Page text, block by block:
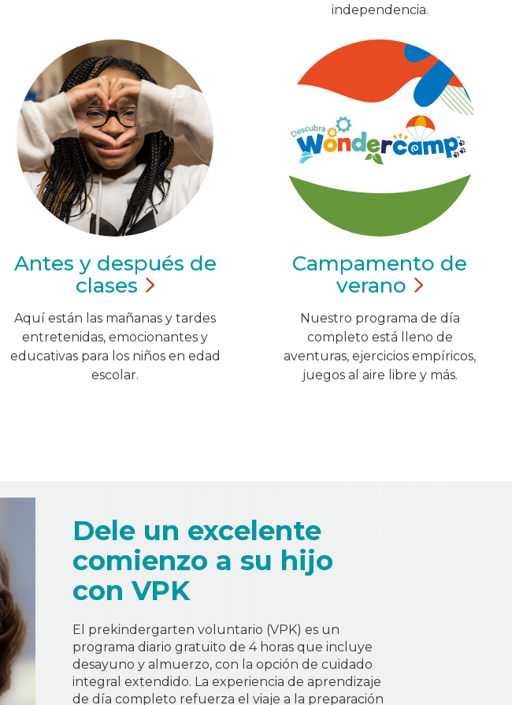
independencia.
Antes y después de
clases
Aquí están las mañanas y tardes
entretenidas, emocionantes y
educativas para los niños en edad
escolar.
Campamento de
verano
Nuestro programa de día
completo está lleno de
aventuras, ejercicios empíricos,
juegos al aire libre y más.
Dele un excelente
comienzo a su hijo
con VPK
El prekindergarten voluntario (VPK) es un
programa diario gratuito de 4 horas que incluye
desayuno y almuerzo, con la opción de cuidado
integral extendido. La experiencia de aprendizaje
de día completo refuerza el viaje a la preparación